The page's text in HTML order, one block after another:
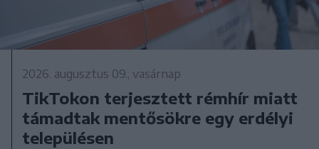
2026. augusztus 09., vasárnap
TikTokon terjesztett rémhír miatt
támadtak mentősökre egy erdélyi
településen